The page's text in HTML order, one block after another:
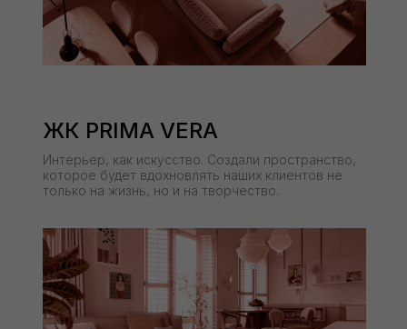
ЖК PRIMA VERA
Интерьер, как искусство. Создали пространство,
которое будет вдохновлять наших клиентов не
только на жизнь, но и на творчество.